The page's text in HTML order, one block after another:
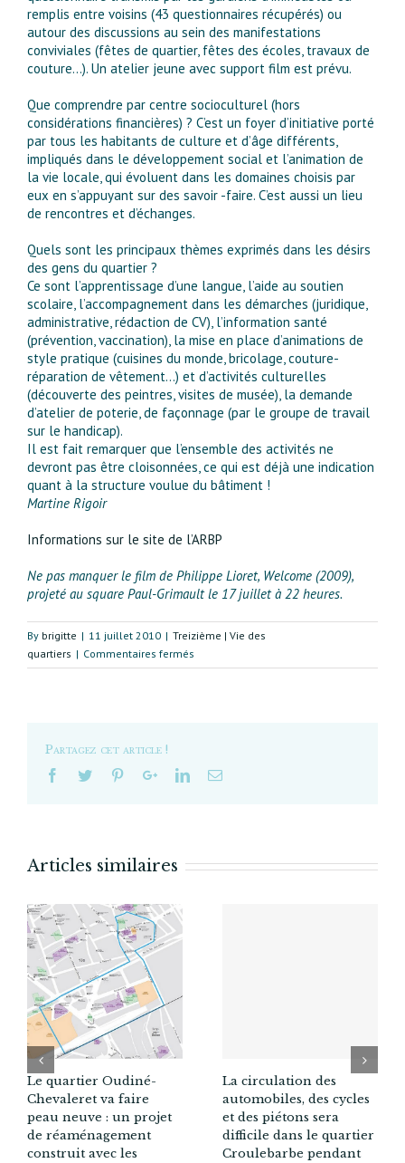
remplis entre voisins (43 questionnaires récupérés) ou
autour des discussions au sein des manifestations
conviviales (fêtes de quartier, fêtes des écoles, travaux de
couture…). Un atelier jeune avec support film est prévu.
Que comprendre par centre socioculturel (hors
considérations financières) ? C’est un foyer d’initiative porté
par tous les habitants de culture et d’âge différents,
impliqués dans le développement social et l’animation de
la vie locale, qui évoluent dans les domaines choisis par
eux en s’appuyant sur des savoir -faire. C’est aussi un lieu
de rencontres et d’échanges.
Quels sont les principaux thèmes exprimés dans les désirs
des gens du quartier ?
Ce sont l’apprentissage d’une langue, l’aide au soutien
scolaire, l’accompagnement dans les démarches (juridique,
administrative, rédaction de CV), l’information santé
(prévention, vaccination), la mise en place d’animations de
style pratique (cuisines du monde, bricolage, couture-
réparation de vêtement…) et d’activités culturelles
(découverte des peintres, visites de musée), la demande
d’atelier de poterie, de façonnage (par le groupe de travail
sur le handicap).
Il est fait remarquer que l’ensemble des activités ne
devront pas être cloisonnées, ce qui est déjà une indication
quant à la structure voulue du bâtiment !
Martine Rigoir
Informations sur le site de l’ARBP
Ne pas manquer le film de Philippe Lioret, Welcome (2009),
projeté au square Paul-Grimault le 17 juillet à 22 heures.
By brigitte | 11 juillet 2010 | Treizième | Vie des
quartiers | Commentaires fermés
Centre
(juillet 2010)
Partagez cet article !
Articles similaires
Le quartier Oudiné-
Chevaleret va faire
peau neuve : un projet
de réaménagement
construit avec les
La circulation des
automobiles, des cycles
et des piétons sera
difficile dans le quartier
Croulebarbe pendant